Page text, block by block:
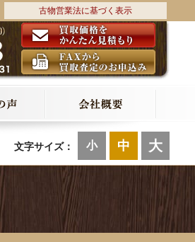
古物営業法に基づく表示
文字サイズ： 小 中 大